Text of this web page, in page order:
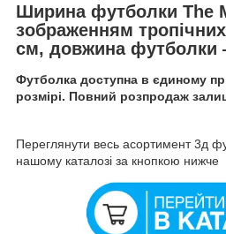
Ширина футболки The
зображенням
см, довжина футболки
Футболка доступна в єдиному
розмірі. Повний розпродаж
Переглянути весь асортимент 3д
нашому каталозі за кнопкою нижче